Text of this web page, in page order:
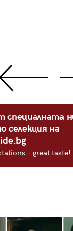
специалната
селекция на
- great taste!